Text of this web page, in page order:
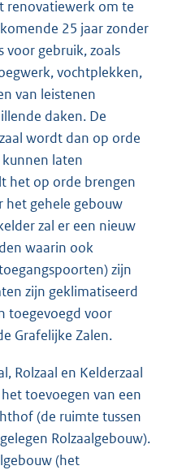
renovatiewerk om te
25 jaar zonder
voor gebruik, zoals
vochtplekken,
van leistenen
daken. De
wordt dan op orde
laten
het op orde brengen
het gehele gebouw
zal er een nieuw
waarin ook
zijn
zijn geklimatiseerd
toegevoegd voor
Grafelijke Zalen.
Rolzaal en Kelderzaal
toevoegen van een
(de ruimte tussen
Rolzaalgebouw).
(het